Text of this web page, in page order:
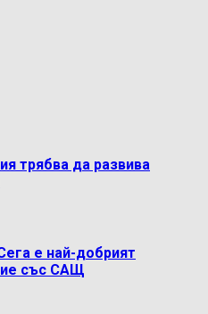
трябва да развива
е най-добрият
със САЩ